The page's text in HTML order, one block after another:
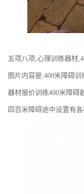
五项八项,心理训练器材
图片内容是:400米障碍
器材报价训练400米障碍
四百米障碍途中设置有